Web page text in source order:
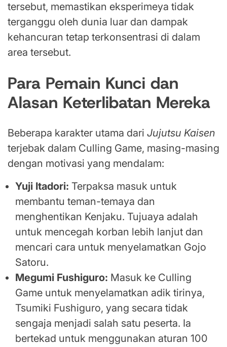
tersebut, memastikan eksperimeya tidak
terganggu oleh dunia luar dan dampak
kehancuran tetap terkonsentrasi di dalam
area tersebut.
Para Pemain Kunci dan
Alasan Keterlibatan Mereka
Beberapa karakter utama dari Jujutsu Kaisen
terjebak dalam Culling Game, masing-masing
dengan motivasi yang mendalam:
Yuji Itadori: Terpaksa masuk untuk
membantu teman-temaya dan
menghentikan Kenjaku. Tujuaya adalah
untuk mencegah korban lebih lanjut dan
mencari cara untuk menyelamatkan Gojo
Satoru.
Megumi Fushiguro: Masuk ke Culling
Game untuk menyelamatkan adik tirinya,
Tsumiki Fushiguro, yang secara tidak
sengaja menjadi salah satu peserta. Ia
bertekad untuk menggunakan aturan 100